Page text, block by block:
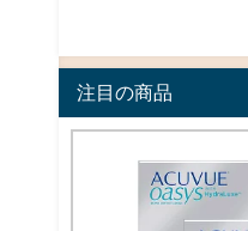
注目の商品